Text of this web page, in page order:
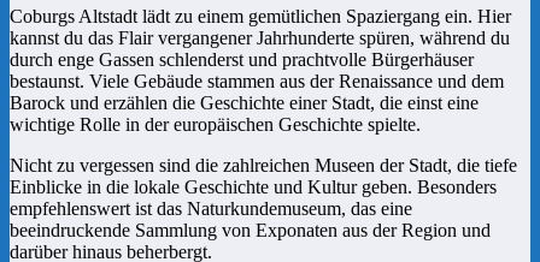
Coburgs Altstadt lädt zu einem gemütlichen Spaziergang ein. Hier
kannst du das Flair vergangener Jahrhunderte spüren, während du
durch enge Gassen schlenderst und prachtvolle Bürgerhäuser
bestaunst. Viele Gebäude stammen aus der Renaissance und dem
Barock und erzählen die Geschichte einer Stadt, die einst eine
wichtige Rolle in der europäischen Geschichte spielte.
Nicht zu vergessen sind die zahlreichen Museen der Stadt, die tiefe
Einblicke in die lokale Geschichte und Kultur geben. Besonders
empfehlenswert ist das Naturkundemuseum, das eine
beeindruckende Sammlung von Exponaten aus der Region und
darüber hinaus beherbergt.